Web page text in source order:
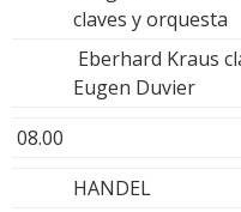
claves y orquesta
Eberhard Kraus
Eugen Duvier
08.00
HANDEL